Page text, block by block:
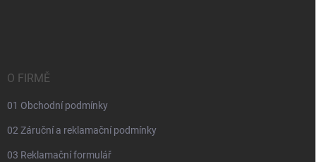
O FIRMĚ
01 Obchodní podmínky
02 Záruční a reklamační podmínky
03 Reklamační formulář